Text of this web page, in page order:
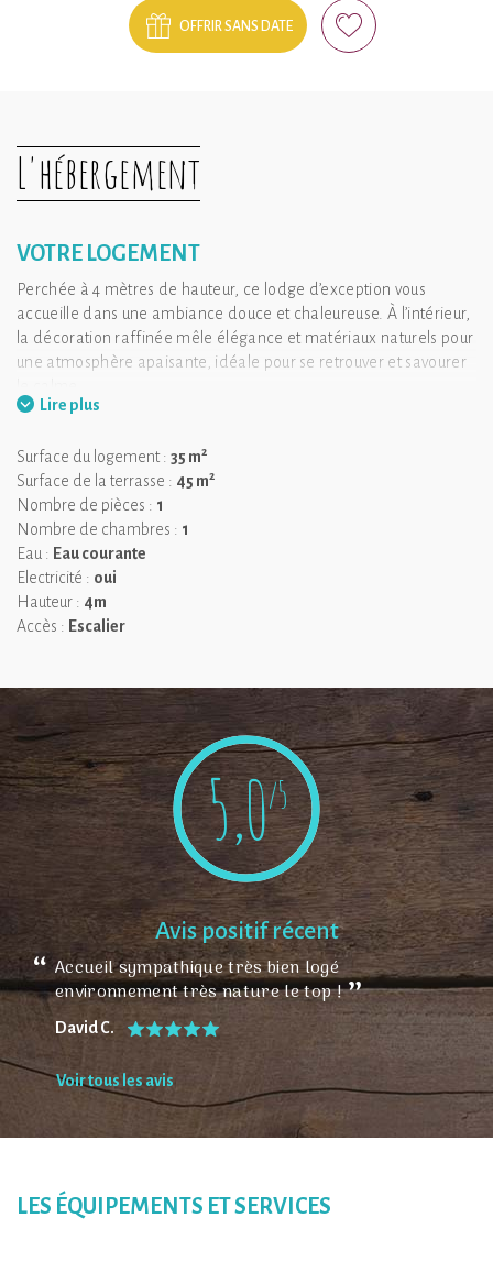
OFFRIR SANS DATE
L'hébergement
VOTRE LOGEMENT
Perchée à 4 mètres de hauteur, ce lodge d’exception vous
accueille dans une ambiance douce et chaleureuse. À l’intérieur,
la décoration raffinée mêle élégance et matériaux naturels pour
une atmosphère apaisante, idéale pour se retrouver et savourer
la forêt et le SPA privé, niché à l’abri des regards, pour un pur
moment de bien-être au cœur de la nature.
Tout a été pensé pour votre confort : écran plat, minibar garni,
sa douche à l’italienne, allie esthétisme et modernité.
À l’extérieur, un coin détente vous invite à ralentir, bercé par le
chant des oiseaux et la sérénité de l’environnement.
Lire plus
Surface du logement : 35 m2
Surface de la terrasse : 45 m2
Nombre de pièces : 1
Nombre de chambres : 1
Eau : Eau courante
Electricité : oui
Hauteur : 4m
Accès : Escalier
5,0/5
Avis positif récent
Accueil sympathique très bien logé
environnement très nature le top !
David C.
Voir tous les avis
LES ÉQUIPEMENTS ET SERVICES